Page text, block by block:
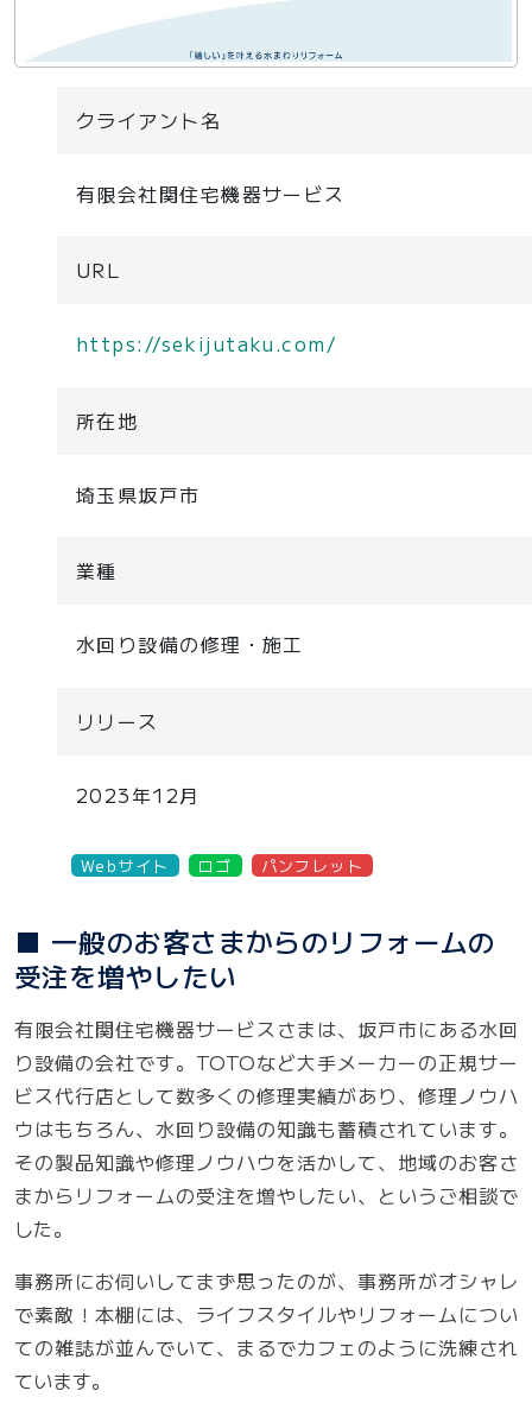
クライアント名
有限会社関住宅機器サービス
URL
https://sekijutaku.com/
所在地
埼玉県坂戸市
業種
水回り設備の修理・施工
リリース
2023年12月
Webサイト ロゴ パンフレット
■ 一般のお客さまからのリフォームの
受注を増やしたい
有限会社関住宅機器サービスさまは、坂戸市にある水回
り設備の会社です。TOTOなど大手メーカーの正規サー
ビス代行店として数多くの修理実績があり、修理ノウハ
ウはもちろん、水回り設備の知識も蓄積されています。
その製品知識や修理ノウハウを活かして、地域のお客さ
まからリフォームの受注を増やしたい、というご相談で
した。
事務所にお伺いしてまず思ったのが、事務所がオシャレ
で素敵！本棚には、ライフスタイルやリフォームについ
ての雑誌が並んでいて、まるでカフェのように洗練され
ています。